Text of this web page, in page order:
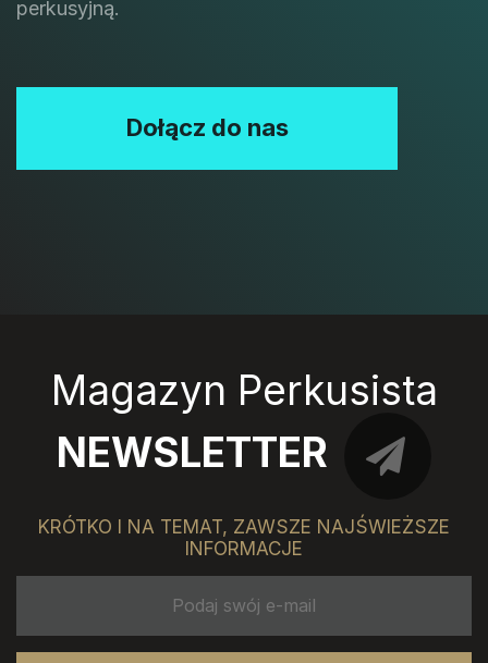
perkusyjną.
Dołącz do nas
Magazyn Perkusista
NEWSLETTER
KRÓTKO I NA TEMAT, ZAWSZE NAJŚWIEŻSZE
INFORMACJE